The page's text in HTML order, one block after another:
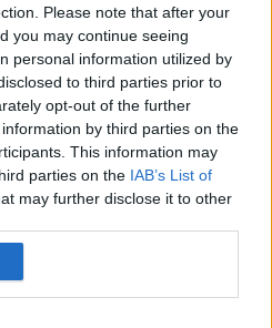
Please note that after your
you may continue seeing
personal information utilized by
to third parties prior to
opt-out of the further
by third parties on the
This information may
parties on the IAB’s List of
may further disclose it to other
noastre